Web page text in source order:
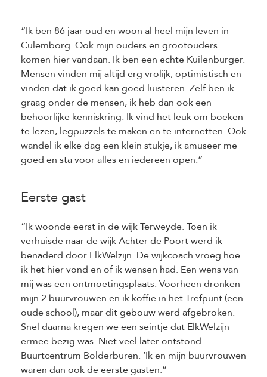
“Ik ben 86 jaar oud en woon al heel mijn leven in
Culemborg. Ook mijn ouders en grootouders
komen hier vandaan. Ik ben een echte Kuilenburger.
Mensen vinden mij altijd erg vrolijk, optimistisch en
vinden dat ik goed kan goed luisteren. Zelf ben ik
graag onder de mensen, ik heb dan ook een
behoorlijke kenniskring. Ik vind het leuk om boeken
te lezen, legpuzzels te maken en te internetten. Ook
wandel ik elke dag een klein stukje, ik amuseer me
goed en sta voor alles en iedereen open.”
Eerste gast
“Ik woonde eerst in de wijk Terweyde. Toen ik
verhuisde naar de wijk Achter de Poort werd ik
benaderd door ElkWelzijn. De wijkcoach vroeg hoe
ik het hier vond en of ik wensen had. Een wens van
mij was een ontmoetingsplaats. Voorheen dronken
mijn 2 buurvrouwen en ik koffie in het Trefpunt (een
oude school), maar dit gebouw werd afgebroken.
Snel daarna kregen we een seintje dat ElkWelzijn
ermee bezig was. Niet veel later ontstond
Buurtcentrum Bolderburen. ’Ik en mijn buurvrouwen
waren dan ook de eerste gasten.”